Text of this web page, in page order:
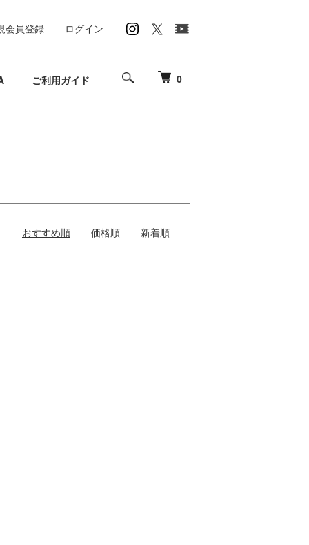
0
ご利用ガイド
会員登録 ログイン
おすすめ順 価格順 新着順